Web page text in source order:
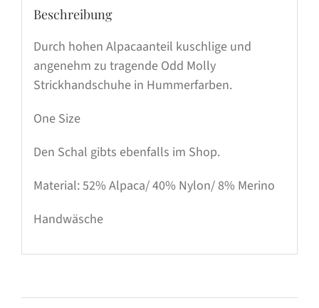
Beschreibung
Durch hohen Alpacaanteil kuschlige und
angenehm zu tragende Odd Molly
Strickhandschuhe in Hummerfarben.
One Size
Den Schal gibts ebenfalls im Shop.
Material: 52% Alpaca/ 40% Nylon/ 8% Merino
Handwäsche